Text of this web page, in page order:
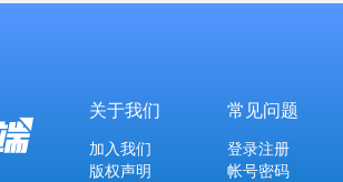
关于我们
加入我们
版权声明
常见问题
登录注册
帐号密码